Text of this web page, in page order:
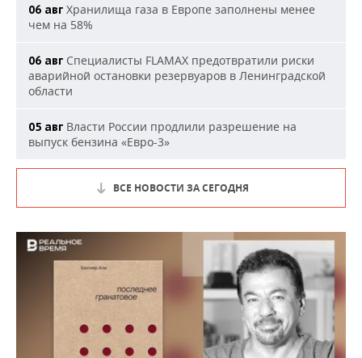
06 авг Хранилища газа в Европе заполнены менее
чем на 58%
06 авг Специалисты FLAMAX предотвратили риски
аварийной остановки резервуаров в Ленинградской
области
05 авг Власти России продлили разрешение на
выпуск бензина «Евро-3»
ВСЕ НОВОСТИ ЗА СЕГОДНЯ